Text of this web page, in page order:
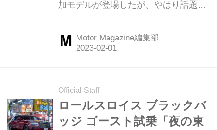
加モデルが登場したが、やはり話題の
に定義したBMWの新型7シリーズであ
ろう。（Motor Magazine2023年2月号
Motor Magazine編集部
Official Staff
ロールスロイス ブラックバ
ッジ ゴースト試乗「夜の東